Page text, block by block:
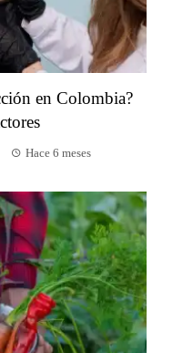
en Colombia?
Hace 6 meses